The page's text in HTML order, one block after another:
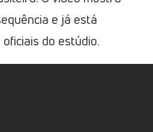
e já está
do estúdio.